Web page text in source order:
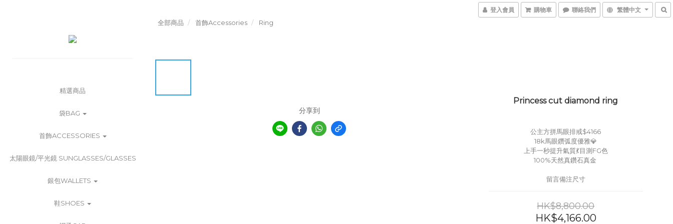
登入會員 購物車 聯絡我們 繁體中文
精選商品
袋BAG
首飾ACCESSORIES
太陽眼鏡/平光鏡 SUNGLASSES/GLASSES
銀包WALLETS
鞋SHOES
全部商品 首飾Accessories Ring
分享到
Princess cut diamond ring
公主方拼馬眼排戒$4166
18k馬眼鑽弧度優雅💎
上手一秒提升氣質💃目測FG色
100%天然真鑽石真金
留言備注尺寸
HK$8,800.00
HK$4,166.00